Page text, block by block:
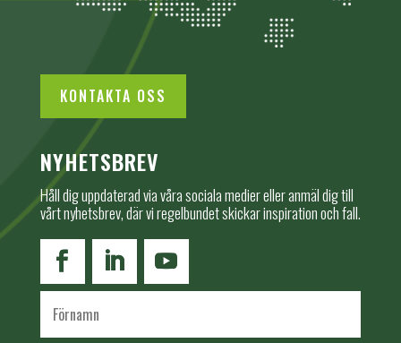
KONTAKTA OSS
NYHETSBREV
Håll dig uppdaterad via våra sociala medier eller anmäl dig till
vårt nyhetsbrev, där vi regelbundet skickar inspiration och fall.